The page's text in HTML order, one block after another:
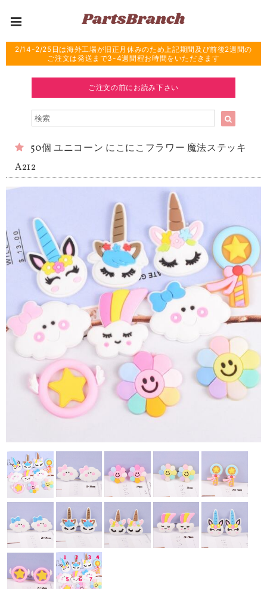
2/14-2/25日は海外工場が旧正月休みのため上記期間及び前後2週間の
ご注文は発送まで3-4週間程お時間をいただきます
ご注文の前にお読み下さい
50個 ユニコーン にこにこフラワー 魔法ステッキ
A212